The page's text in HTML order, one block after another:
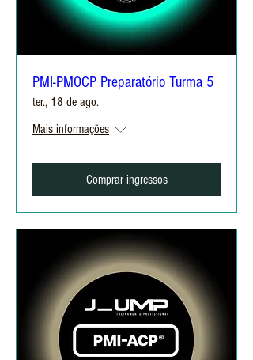
PMI-PMOCP Preparatório Turma 5
ter., 18 de ago.
Mais informações
Comprar ingressos